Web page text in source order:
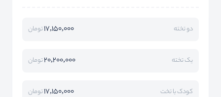
دو تخته 17,150,000تومان
یک تخته 20,200,000تومان
کودک با تخت 17,150,000تومان